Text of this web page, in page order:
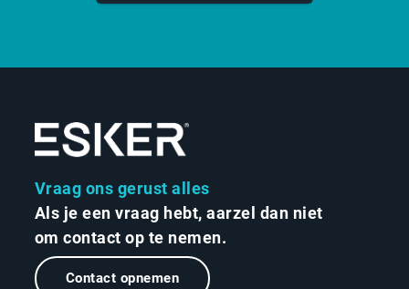
Vraag ons gerust alles
Als je een vraag hebt, aarzel dan niet
om contact op te nemen.
Contact opnemen